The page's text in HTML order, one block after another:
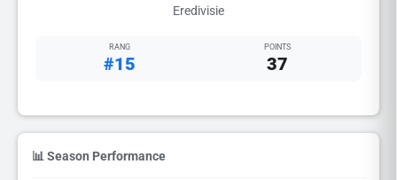
Eredivisie
RANG
#15
POINTS
37
📊 Season Performance